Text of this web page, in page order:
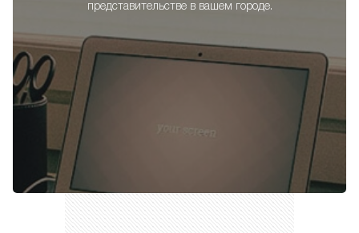
представительстве в вашем городе.